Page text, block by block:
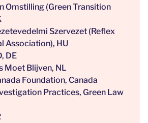
Omstilling (Green Transition
Szervezet (Reflex
Association), HU
DE
Moet Blijven, NL
Foundation, Canada
Practices, Green Law